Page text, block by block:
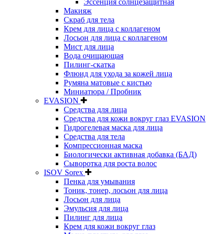
Макияж
Скраб для тела
Крем для лица с коллагеном
Лосьон для лица с коллагеном
Мист для лица
Вода очищающая
Пилинг-скатка
Флюид для ухода за кожей лица
Румяна матовые с кистью
Миниатюра / Пробник
EVASION
Средства для лица
Средства для кожи вокруг глаз EVASION
Гидрогелевая маска для лица
Средства для тела
Компрессионная маска
Биологически активная добавка (БАД)
Сыворотка для роста волос
ISOV Sorex
Пенка для умывания
Тоник, тонер, лосьон для лица
Лосьон для лица
Эмульсия для лица
Пилинг для лица
Крем для кожи вокруг глаз